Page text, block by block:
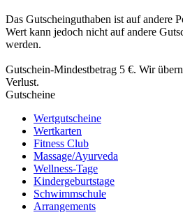
Das Gutscheinguthaben ist auf andere
Wert kann jedoch nicht auf andere
werden.
Gutschein-Mindestbetrag 5 €. Wir
Verlust.
Gutscheine
Wertgutscheine
Wertkarten
Fitness Club
Massage/Ayurveda
Wellness-Tage
Kindergeburtstage
Schwimmschule
Arrangements